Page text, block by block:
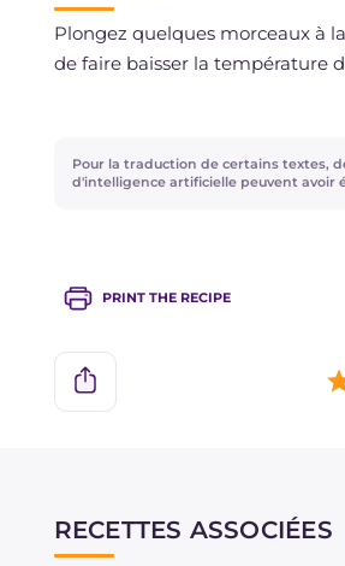
Plongez quelques morceaux à
de faire baisser la température
avec des légumes grillés, pour
végétarienne.
Pour la traduction de certains textes,
d'intelligence artificielle peuvent avoir
PRINT THE RECIPE
RECETTES ASSOCIÉES